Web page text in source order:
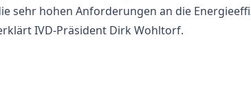
sehr hohen Anforderungen an die
IVD-Präsident Dirk Wohltorf.